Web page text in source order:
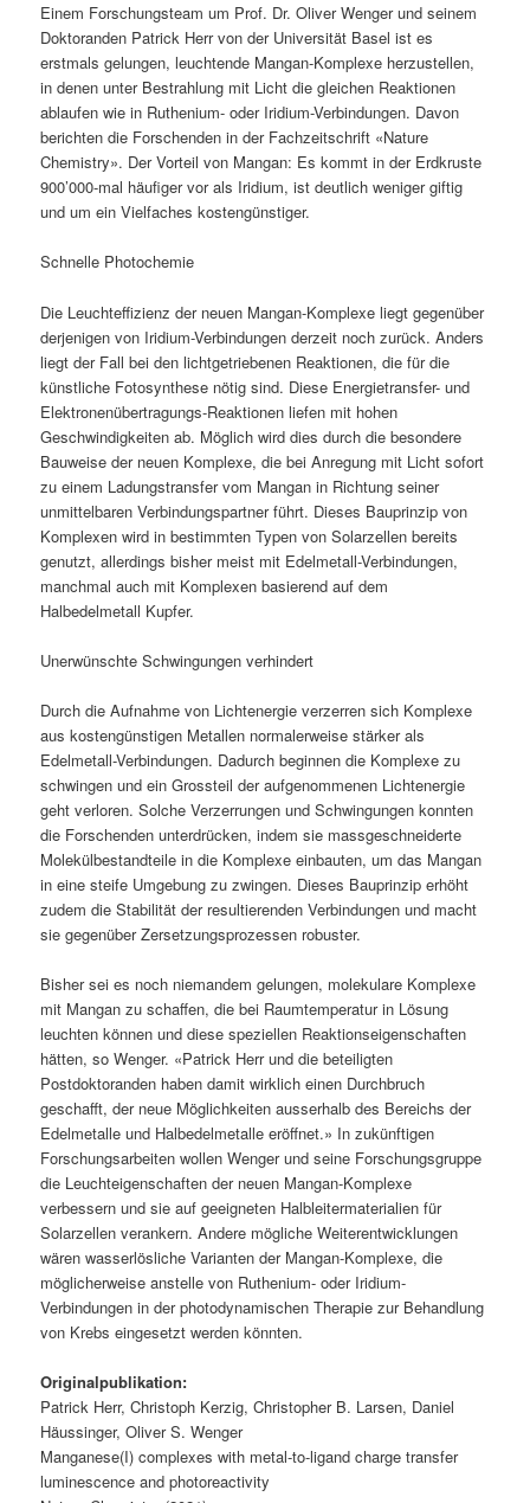
Einem Forschungsteam um Prof. Dr. Oliver Wenger und seinem
Doktoranden Patrick Herr von der Universität Basel ist es
erstmals gelungen, leuchtende Mangan-Komplexe herzustellen,
in denen unter Bestrahlung mit Licht die gleichen Reaktionen
ablaufen wie in Ruthenium- oder Iridium-Verbindungen. Davon
berichten die Forschenden in der Fachzeitschrift «Nature
Chemistry». Der Vorteil von Mangan: Es kommt in der Erdkruste
900’000-mal häufiger vor als Iridium, ist deutlich weniger giftig
und um ein Vielfaches kostengünstiger.
Schnelle Photochemie
Die Leuchteffizienz der neuen Mangan-Komplexe liegt gegenüber
derjenigen von Iridium-Verbindungen derzeit noch zurück. Anders
liegt der Fall bei den lichtgetriebenen Reaktionen, die für die
künstliche Fotosynthese nötig sind. Diese Energietransfer- und
Elektronenübertragungs-Reaktionen liefen mit hohen
Geschwindigkeiten ab. Möglich wird dies durch die besondere
Bauweise der neuen Komplexe, die bei Anregung mit Licht sofort
zu einem Ladungstransfer vom Mangan in Richtung seiner
unmittelbaren Verbindungspartner führt. Dieses Bauprinzip von
Komplexen wird in bestimmten Typen von Solarzellen bereits
genutzt, allerdings bisher meist mit Edelmetall-Verbindungen,
manchmal auch mit Komplexen basierend auf dem
Halbedelmetall Kupfer.
Unerwünschte Schwingungen verhindert
Durch die Aufnahme von Lichtenergie verzerren sich Komplexe
aus kostengünstigen Metallen normalerweise stärker als
Edelmetall-Verbindungen. Dadurch beginnen die Komplexe zu
schwingen und ein Grossteil der aufgenommenen Lichtenergie
geht verloren. Solche Verzerrungen und Schwingungen konnten
die Forschenden unterdrücken, indem sie massgeschneiderte
Molekülbestandteile in die Komplexe einbauten, um das Mangan
in eine steife Umgebung zu zwingen. Dieses Bauprinzip erhöht
zudem die Stabilität der resultierenden Verbindungen und macht
sie gegenüber Zersetzungsprozessen robuster.
Bisher sei es noch niemandem gelungen, molekulare Komplexe
mit Mangan zu schaffen, die bei Raumtemperatur in Lösung
leuchten können und diese speziellen Reaktionseigenschaften
hätten, so Wenger. «Patrick Herr und die beteiligten
Postdoktoranden haben damit wirklich einen Durchbruch
geschafft, der neue Möglichkeiten ausserhalb des Bereichs der
Edelmetalle und Halbedelmetalle eröffnet.» In zukünftigen
Forschungsarbeiten wollen Wenger und seine Forschungsgruppe
die Leuchteigenschaften der neuen Mangan-Komplexe
verbessern und sie auf geeigneten Halbleitermaterialien für
Solarzellen verankern. Andere mögliche Weiterentwicklungen
wären wasserlösliche Varianten der Mangan-Komplexe, die
möglicherweise anstelle von Ruthenium- oder Iridium-
Verbindungen in der photodynamischen Therapie zur Behandlung
von Krebs eingesetzt werden könnten.
Originalpublikation:
Patrick Herr, Christoph Kerzig, Christopher B. Larsen, Daniel
Häussinger, Oliver S. Wenger
Manganese(I) complexes with metal-to-ligand charge transfer
luminescence and photoreactivity